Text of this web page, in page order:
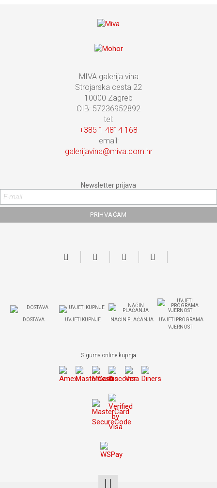
MIVA galerija vina
Strojarska cesta 22
10000 Zagreb
OIB: 57236952892
tel:
+385 1 4814 168
email:
galerijavina@miva.com.hr
Newsletter prijava
DOSTAVA UVJETI KUPNJE NAČIN PLAĆANJA
UVJETI PROGRAMA
VJERNOSTI
Sigurna online kupnja